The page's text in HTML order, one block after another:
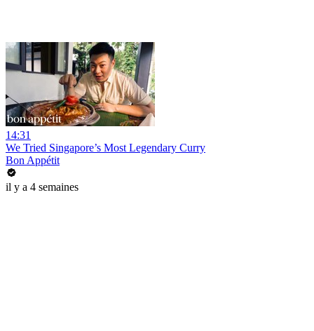
14:31
We Tried Singapore’s Most Legendary Curry
Bon Appétit
il y a 4 semaines